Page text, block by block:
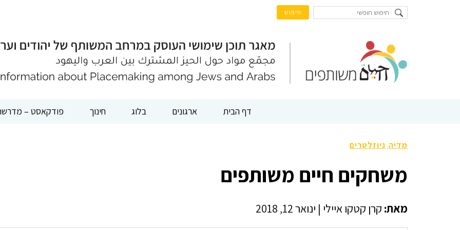
דף הבית ארגונים בלוג חינוך פודקאסט –
מדיה, ניוזלטרים
משחקים חיים משותפים
מאת: קרן קטקו איילי | ינואר 12, 2018